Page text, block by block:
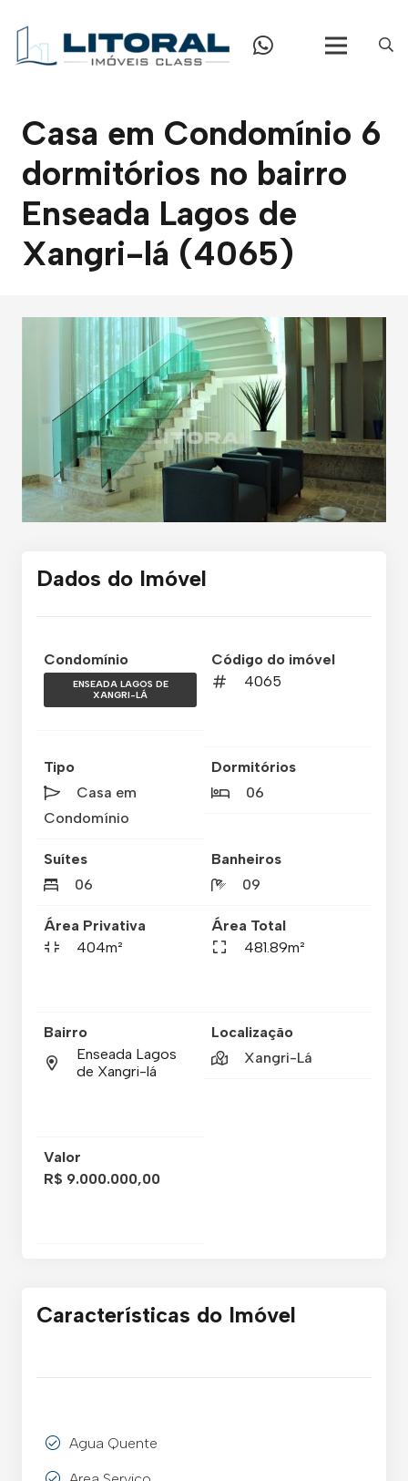
Casa em Condomínio 6
dormitórios no bairro
Enseada Lagos de
Xangri-lá (4065)
Dados do Imóvel
Condomínio
ENSEADA LAGOS DE
XANGRI-LÁ
Código do imóvel
4065
Tipo
Casa em
Condomínio
Dormitórios
06
Suítes
06
Banheiros
09
Área Privativa
404m²
Área Total
481.89m²
Bairro
Enseada Lagos
de Xangri-lá
Localização
Xangri-Lá
Valor
R$ 9.000.000,00
Características do Imóvel
Agua Quente